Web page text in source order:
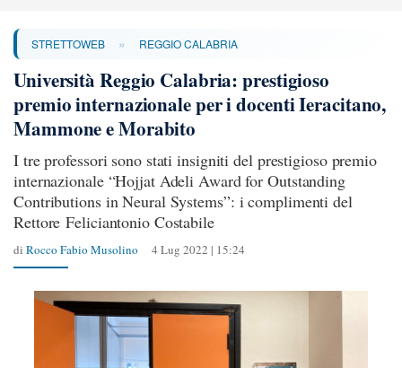
STRETTOWEB » REGGIO CALABRIA
Università Reggio Calabria: prestigioso
premio internazionale per i docenti Ieracitano,
Mammone e Morabito
I tre professori sono stati insigniti del prestigioso premio
internazionale “Hojjat Adeli Award for Outstanding
Contributions in Neural Systems”: i complimenti del
Rettore Feliciantonio Costabile
di Rocco Fabio Musolino 4 Lug 2022 | 15:24